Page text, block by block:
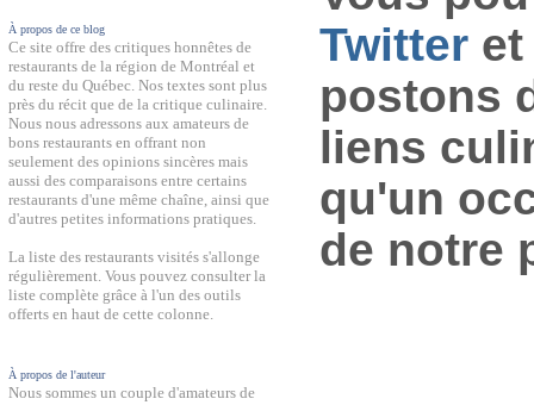
À propos de ce blog
Ce site offre des critiques honnêtes de
restaurants de la région de Montréal et
du reste du Québec. Nos textes sont plus
près du récit que de la critique culinaire.
Nous nous adressons aux amateurs de
bons restaurants en offrant non
seulement des opinions sincères mais
aussi des comparaisons entre certains
restaurants d'une même chaîne, ainsi que
d'autres petites informations pratiques.
La liste des restaurants visités s'allonge
régulièrement. Vous pouvez consulter la
liste complète grâce à l'un des outils
offerts en haut de cette colonne.
À propos de l'auteur
Nous sommes un couple d'amateurs de
Twitter
postons
liens
qu'un
de notre